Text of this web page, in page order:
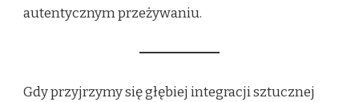
autentycznym przeżywaniu.
Gdy przyjrzymy się głębiej integracji sztucznej